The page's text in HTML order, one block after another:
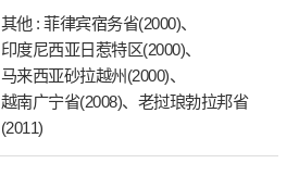
其他 : 菲律宾宿务省(2000)、
印度尼西亚日惹特区(2000)、
马来西亚砂拉越州(2000)、
越南广宁省(2008)、老挝琅勃拉邦省
(2011)